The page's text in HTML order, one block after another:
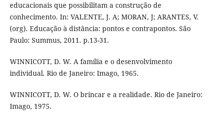
educacionais que possibilitam a construção de
conhecimento. In: VALENTE, J. A; MORAN, J; ARANTES, V.
(org). Educação à distância: pontos e contrapontos. São
Paulo: Summus, 2011. p.13-31.
WINNICOTT, D. W. A família e o desenvolvimento
individual. Rio de Janeiro: Imago, 1965.
WINNICOTT, D. W. O brincar e a realidade. Rio de Janeiro:
Imago, 1975.